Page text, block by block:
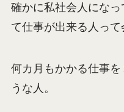
確かに私社会人にな
て仕事が出来る人って
何カ月もかかる仕事
うな人。